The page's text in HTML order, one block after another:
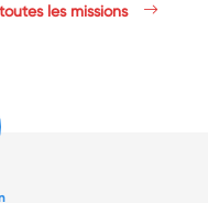
les missions